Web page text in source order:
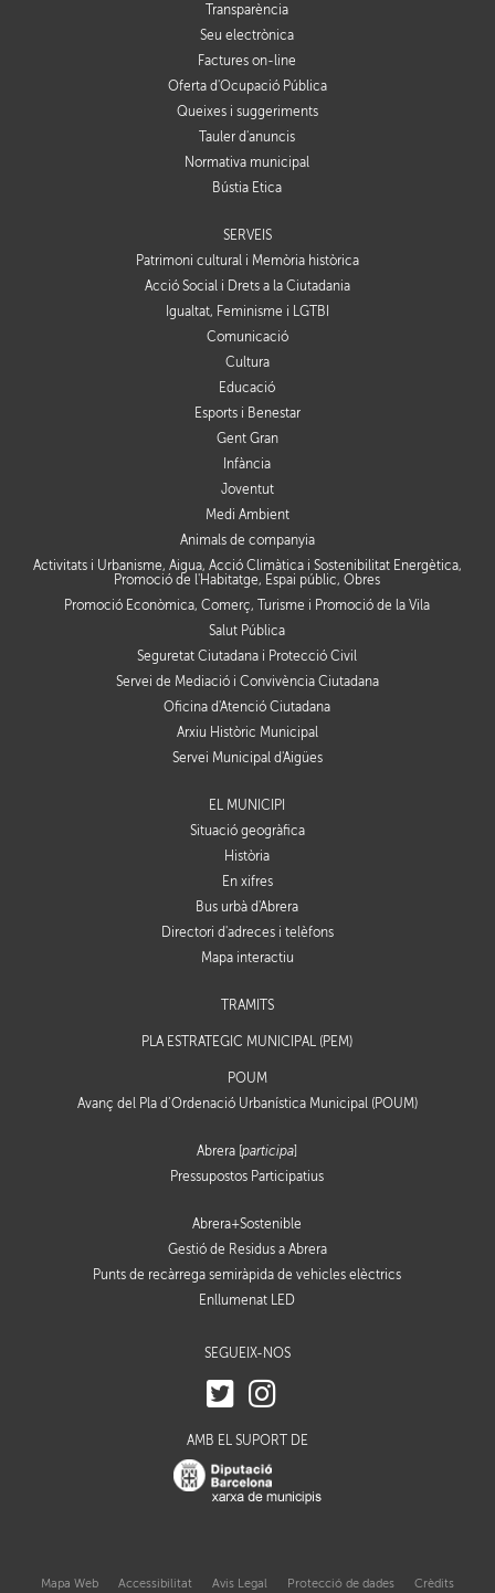
Transparència
Seu electrònica
Factures on-line
Oferta d'Ocupació Pública
Queixes i suggeriments
Tauler d'anuncis
Normativa municipal
Bústia Ètica
SERVEIS
Patrimoni cultural i Memòria històrica
Acció Social i Drets a la Ciutadania
Igualtat, Feminisme i LGTBI
Comunicació
Cultura
Educació
Esports i Benestar
Gent Gran
Infància
Joventut
Medi Ambient
Animals de companyia
Activitats i Urbanisme, Aigua, Acció Climàtica i Sostenibilitat Energètica,
Promoció de l'Habitatge, Espai públic, Obres
Promoció Econòmica, Comerç, Turisme i Promoció de la Vila
Salut Pública
Seguretat Ciutadana i Protecció Civil
Servei de Mediació i Convivència Ciutadana
Oficina d'Atenció Ciutadana
Arxiu Històric Municipal
Servei Municipal d'Aigües
EL MUNICIPI
Situació geogràfica
Història
En xifres
Bus urbà d'Abrera
Directori d'adreces i telèfons
Mapa interactiu
TRÀMITS
PLA ESTRATÈGIC MUNICIPAL (PEM)
POUM
Avanç del Pla d’Ordenació Urbanística Municipal (POUM)
Abrera [participa]
Pressupostos Participatius
Abrera+Sostenible
Gestió de Residus a Abrera
Punts de recàrrega semiràpida de vehicles elèctrics
Enllumenat LED
SEGUEIX-NOS
AMB EL SUPORT DE
Mapa Web Accessibilitat Avis Legal Protecció de dades Crèdits